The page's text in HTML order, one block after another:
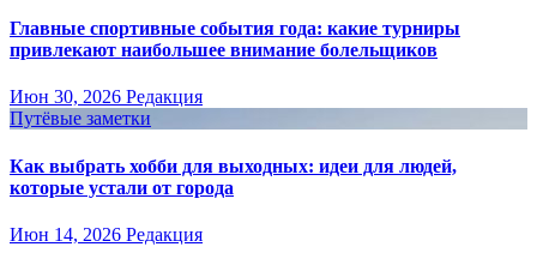
Главные спортивные события года: какие турниры
привлекают наибольшее внимание болельщиков
Июн 30, 2026 Редакция
Путёвые заметки
Как выбрать хобби для выходных: идеи для людей,
которые устали от города
Июн 14, 2026 Редакция